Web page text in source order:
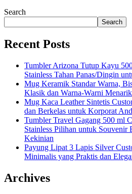
Search
Search
Recent Posts
Tumbler Arizona Tutup Kayu
Stainless Tahan Panas/Dingin
Mug Keramik Standar Warna,
Klasik dan Warna-Warni
Mug Kaca Leather Sintetis
dan Berkelas untuk Korporat
Tumbler Travel Gagang 500 ml
Stainless Pilihan untuk
Kekinian
Payung Lipat 3 Lapis Silver
Minimalis yang Praktis dan
Archives